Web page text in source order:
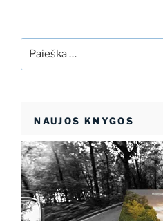
NAUJOS KNYGOS